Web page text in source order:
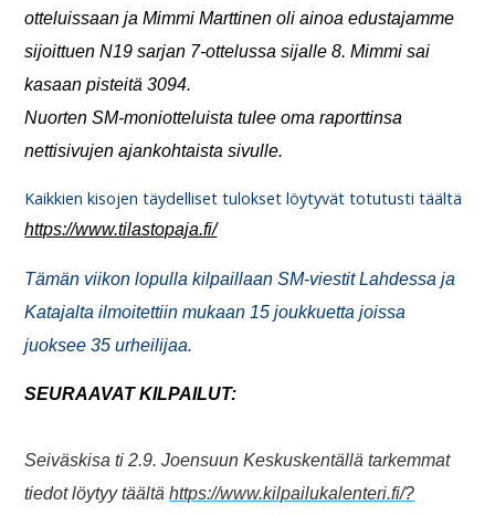
otteluissaan ja Mimmi Marttinen oli ainoa edustajamme
sijoittuenN19sarjan 7-ottelussa sijalle 8. Mimmi sai
kasaan pisteitä 3094.
Nuorten SM-moniotteluista tulee oma raporttinsa
nettisivujen ajankohtaista sivulle.
Kaikkien kisojen täydelliset tulokset löytyvät totutusti täältä
https://www.tilastopaja.fi/
Tämän viikon lopulla kilpaillaan SM-viestit Lahdessa ja
Katajalta ilmoitettiin mukaan 15 joukkuetta joissa
juoksee 35 urheilijaa.
SEURAAVAT KILPAILUT:
Seiväskisa ti 2.9. Joensuun Keskuskentällä tarkemmat
tiedot löytyy täältähttps://www.kilpailukalenteri.fi/?